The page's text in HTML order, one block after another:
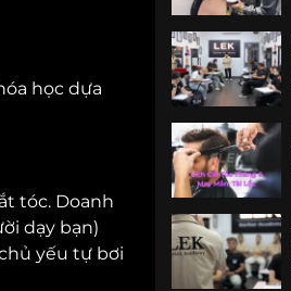
học dựa
tóc. Doanh
dạy bạn)
yếu tự bơi